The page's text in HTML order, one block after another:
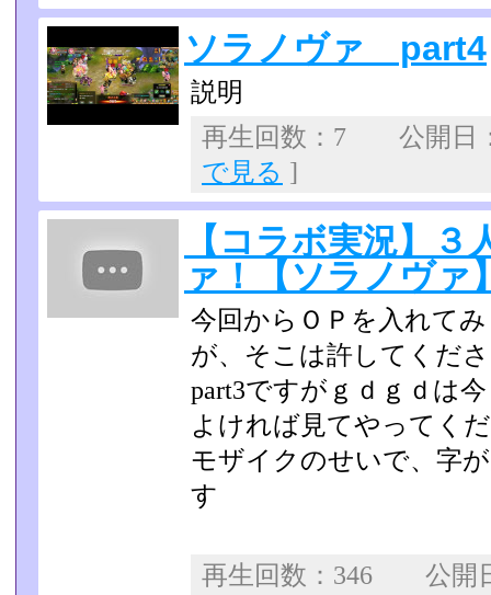
ソラノヴァ part4
説明
再生回数：7 公開
で見る ]
【コラボ実況】
ァ！【ソラノヴァ
今回からＯＰを入れて
が、そこは許してくだ
part3ですがｇｄｇｄは
よければ見てやってく
モザイクのせいで、字
す
再生回数：346 公開